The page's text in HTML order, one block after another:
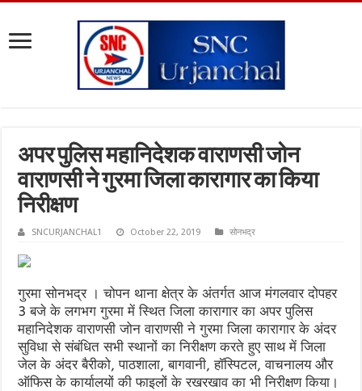
अपर पुलिस महानिदेशक वाराणसी जोन
वाराणसी ने गुरमा जिला कारागार का किया
निरीक्षण
SNCURJANCHAL1 October 22, 2019 सोनभद्र
गुरमा सोनभद्र । चोपन थाना क्षेत्र के अंतर्गत आज मंगलवार दोपहर
3 बजे के लगभग गुरमा में स्थित जिला कारागार का अपर पुलिस
महानिदेशक वाराणसी जोन वाराणसी ने गुरमा जिला कारागार के अंदर
सुविधा से संबंधित सभी स्थानों का निरीक्षण करते हुए साथ में जिला
जेल के अंदर बैरीको, पाठशाला, बागवानी, हॉस्पिटल, वाचनालय और
ऑफिस के कार्यालयों की फाइलों के रखरखाव का भी निरीक्षण किया।